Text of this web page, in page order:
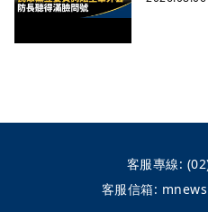
客服專線:
客服信箱: